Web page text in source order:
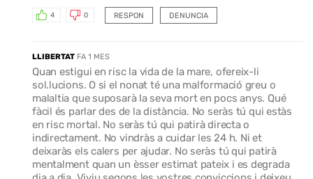
RESPON
4 0 DENUNCIA
LLIBERTAT FA 1 MES
Quan estigui en risc la vida de la mare, ofereix-li
sol.lucions. O si el nonat té una malformació greu o
malaltia que suposarà la seva mort en pocs anys. Qué
fàcil és parlar des de la distància. No seràs tú qui estàs
en risc mortal. No seràs tú qui patirà directa o
indirectament. No vindràs a cuidar les 24 h. Ni et
deixaràs els calers per ajudar. No seràs tú qui patirà
mentalment quan un èsser estimat pateix i es degrada